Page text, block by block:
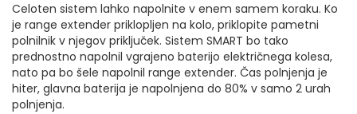
Celoten sistem lahko napolnite v enem samem koraku. Ko
je range extender priklopljen na kolo, priklopite pametni
polnilnik v njegov priključek. Sistem SMART bo tako
prednostno napolnil vgrajeno baterijo električnega kolesa,
nato pa bo šele napolnil range extender. Čas polnjenja je
hiter, glavna baterija je napolnjena do 80% v samo 2 urah
polnjenja.